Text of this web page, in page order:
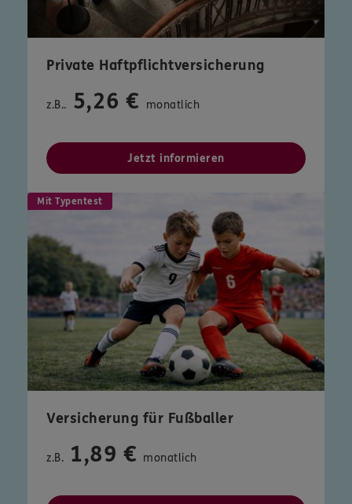
Private Haftpflichtversicherung
z.B.. 5,26 € monatlich
Jetzt informieren
Mit Typentest
Versicherung für Fußballer
z.B. 1,89 € monatlich